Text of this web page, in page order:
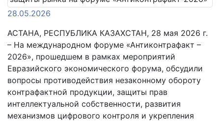
28.05.2026
АСТАНА, РЕСПУБЛИКА КАЗАХСТАН, 28 мая 2026 г.
– На международном форуме «Антиконтрафакт –
2026», прошедшем в рамках мероприятий
Евразийского экономического форума, обсудили
вопросы противодействия незаконному обороту
контрафактной продукции, защиты прав
интеллектуальной собственности, развития
механизмов цифрового контроля и укрепления